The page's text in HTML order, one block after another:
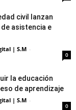
civil lanzan
asistencia e
| S.M -
0
la educación
de aprendizaje
| S.M -
0